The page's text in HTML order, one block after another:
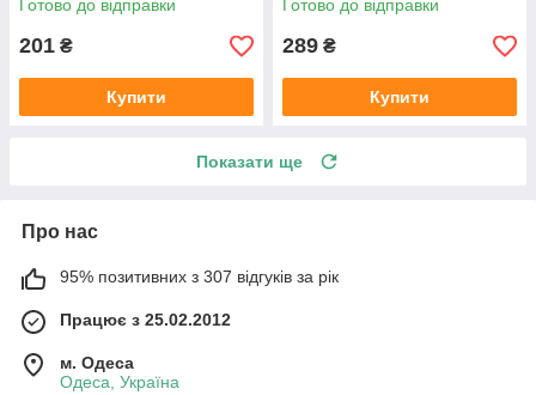
Готово до відправки
201 ₴
Купити
Готово до відправки
289 ₴
Купити
Показати ще
Про нас
95% позитивних з 307 відгуків за рік
Працює з 25.02.2012
м. Одеса
Одеса, Україна